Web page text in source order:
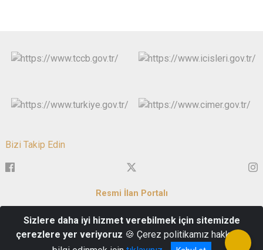
Bizi Takip Edin
Resmi İlan Portalı
Servi Mh. Zafer Meydanı No:1 43050 Merkez/KÜTAHYA
İletişim : 0 274 223 69 93
Sizlere daha iyi hizmet verebilmek için sitemizde
çerezlere yer veriyoruz 🍪 Çerez politikamız hakkında